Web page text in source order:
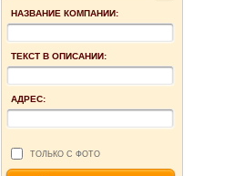
НАЗВАНИЕ КОМПАНИИ:
ТЕКСТ В ОПИСАНИИ:
АДРЕС:
ТОЛЬКО С ФОТО